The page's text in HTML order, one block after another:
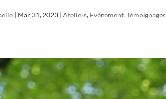
| Mar 31, 2023 | Ateliers, Evènement,Témoignages